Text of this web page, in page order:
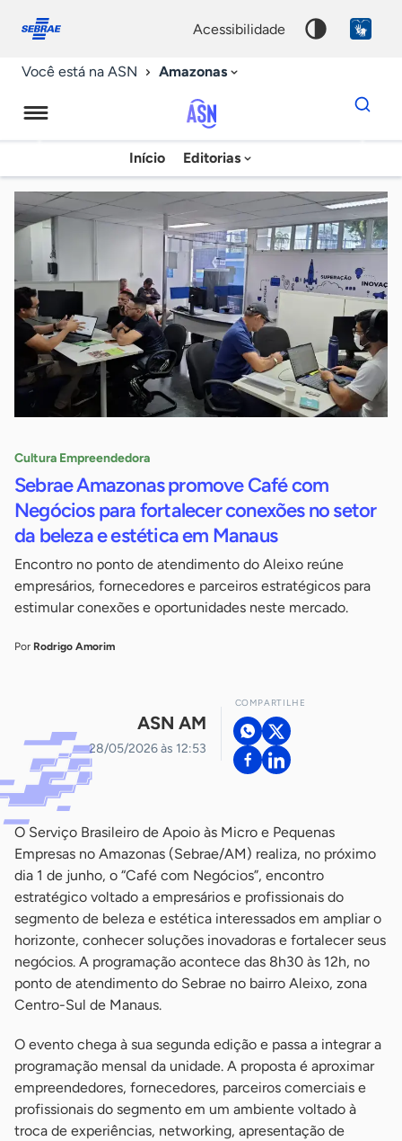
conosco
acessibilidade
Você está na ASN Amazonas
Agência
Sebrae
de
Notícias
Início Editorias
Dados
para
chave
Cultura Empreendedora
Sebrae Amazonas promove Café com
Negócios para fortalecer conexões no setor
da beleza e estética em Manaus
Encontro no ponto de atendimento do Aleixo reúne
empresários, fornecedores e parceiros estratégicos para
estimular conexões e oportunidades neste mercado.
Por Rodrigo Amorim
ASN AM
28/05/2026 às 12:53
COMPARTILHE
O Serviço Brasileiro de Apoio às Micro e Pequenas
Empresas no Amazonas (Sebrae/AM) realiza, no próximo
dia 1 de junho, o “Café com Negócios”, encontro
estratégico voltado a empresários e profissionais do
segmento de beleza e estética interessados em ampliar o
horizonte, conhecer soluções inovadoras e fortalecer seus
negócios. A programação acontece das 8h30 às 12h, no
ponto de atendimento do Sebrae no bairro Aleixo, zona
Centro-Sul de Manaus.
O evento chega à sua segunda edição e passa a integrar a
programação mensal da unidade. A proposta é aproximar
empreendedores, fornecedores, parceiros comerciais e
profissionais do segmento em um ambiente voltado à
troca de experiências, networking, apresentação de